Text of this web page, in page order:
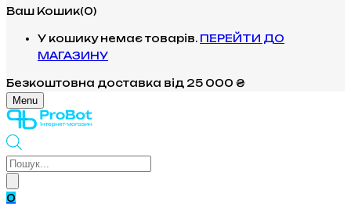
Ваш Кошик(0)
У кошику немає товарів. ПЕРЕЙТИ ДО
МАГАЗИНУ
Безкоштовна доставка від 25 000 ₴
Menu
Products
0